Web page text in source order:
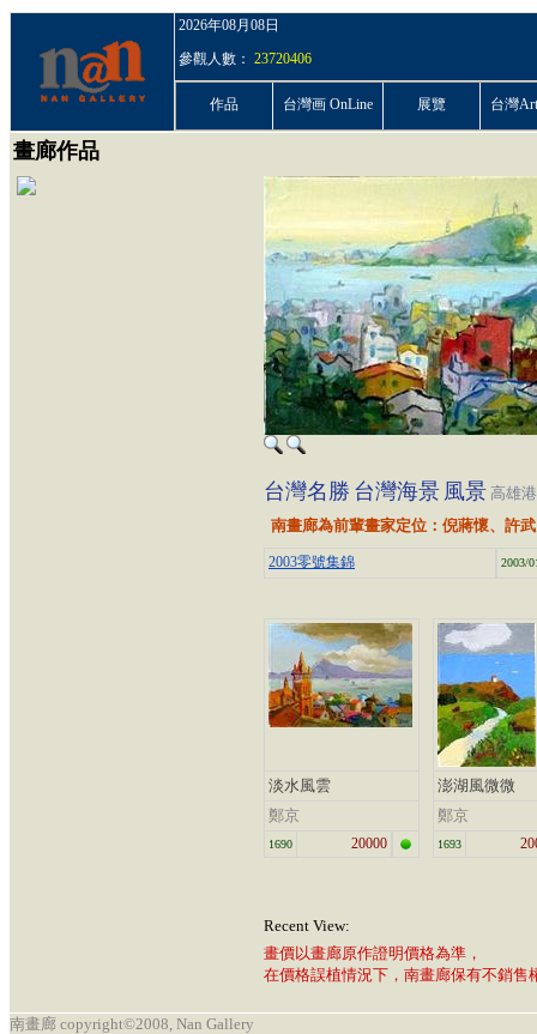
2026年08月08日
參觀人數： 23720406
作品 台灣画 OnLine 展覽 台灣
畫廊作品
台灣名勝 台灣海景 風景 高雄港
南畫廊為前輩畫家定位：倪蔣懷、許
2003零號集錦 2003/
淡水風雲
鄭京
1690 20000
澎湖風微微
鄭京
1693
Recent View:
畫價以畫廊原作證明價格為準，
在價格誤植情況下，南畫廊保有不銷售
南畫廊 copyright©2008, Nan Gallery